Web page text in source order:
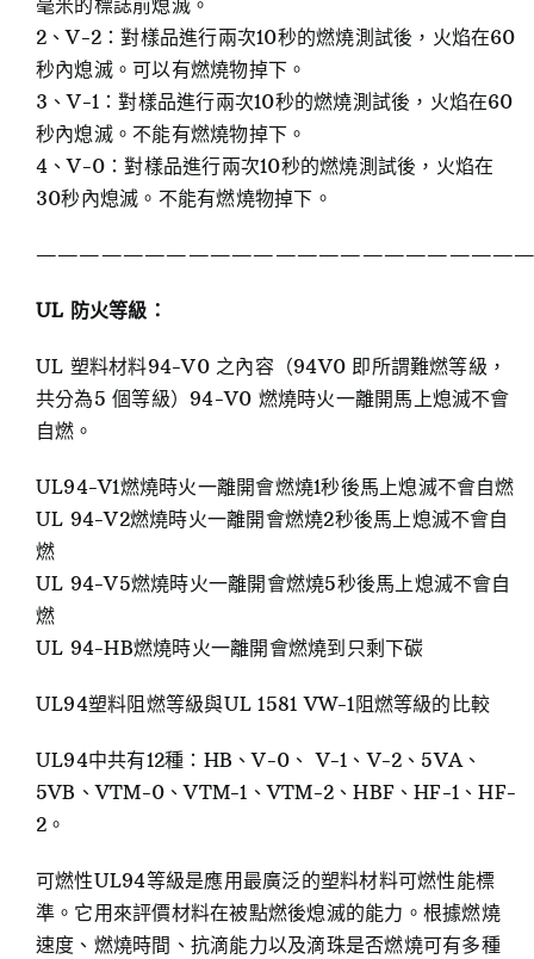
毫米的標誌前熄滅。
2、V-2：對樣品進行兩次10秒的燃燒測試後，火焰在60
秒內熄滅。可以有燃燒物掉下。
3、V-1：對樣品進行兩次10秒的燃燒測試後，火焰在60
秒內熄滅。不能有燃燒物掉下。
4、V-0：對樣品進行兩次10秒的燃燒測試後，火焰在
30秒內熄滅。不能有燃燒物掉下。
UL 防火等級：
UL 塑料材料94-V0 之內容（94V0 即所謂難燃等級，
共分為5 個等級）94-V0 燃燒時火一離開馬上熄滅不會
自燃。
UL94-V1燃燒時火一離開會燃燒1秒後馬上熄滅不會自燃
UL 94-V2燃燒時火一離開會燃燒2秒後馬上熄滅不會自
燃
UL 94-V5燃燒時火一離開會燃燒5秒後馬上熄滅不會自
燃
UL 94-HB燃燒時火一離開會燃燒到只剩下碳
UL94塑料阻燃等級與UL 1581 VW-1阻燃等級的比較
UL94中共有12種：HB、V-0、 V-1、V-2、5VA、
5VB、VTM-0、VTM-1、VTM-2、HBF、HF-1、HF-
2。
可燃性UL94等級是應用最廣泛的塑料材料可燃性能標
準。它用來評價材料在被點燃後熄滅的能力。根據燃燒
速度、燃燒時間、抗滴能力以及滴珠是否燃燒可有多種